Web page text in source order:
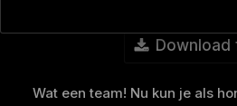
Download
Wat een team! Nu kun je als